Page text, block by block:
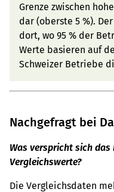
Grenze zwischen
dar (oberste 5 %).
dort, wo 95 % der
Werte basieren auf
Schweizer Betriebe
Nachgefragt bei
Was verspricht sich das
Vergleichswerte?
Die Vergleichsdaten